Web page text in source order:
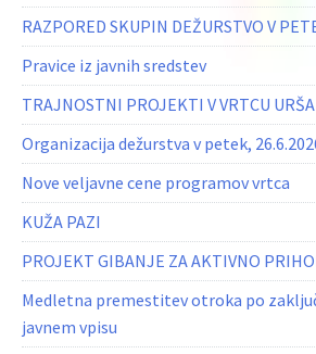
RAZPORED SKUPIN DEŽURSTVO V
Pravice iz javnih sredstev
TRAJNOSTNI PROJEKTI V VRTCU URŠA
Organizacija dežurstva v petek,
Nove veljavne cene programov vrtca
KUŽA PAZI
PROJEKT GIBANJE ZA AKTIVNO
Medletna premestitev otroka po
javnem vpisu